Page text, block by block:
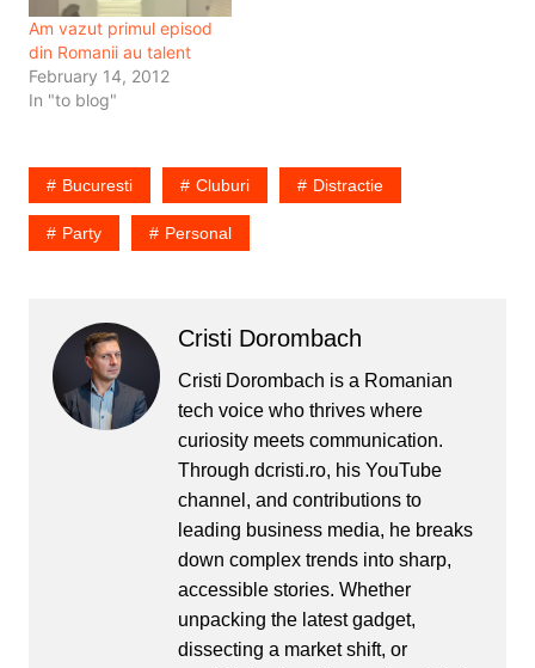
Am vazut primul episod
din Romanii au talent
February 14, 2012
In "to blog"
Bucuresti Cluburi Distractie
Party Personal
Cristi Dorombach
Cristi Dorombach is a Romanian
tech voice who thrives where
curiosity meets communication.
Through dcristi.ro, his YouTube
channel, and contributions to
leading business media, he breaks
down complex trends into sharp,
accessible stories. Whether
unpacking the latest gadget,
dissecting a market shift, or